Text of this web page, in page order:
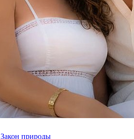
Закон природы